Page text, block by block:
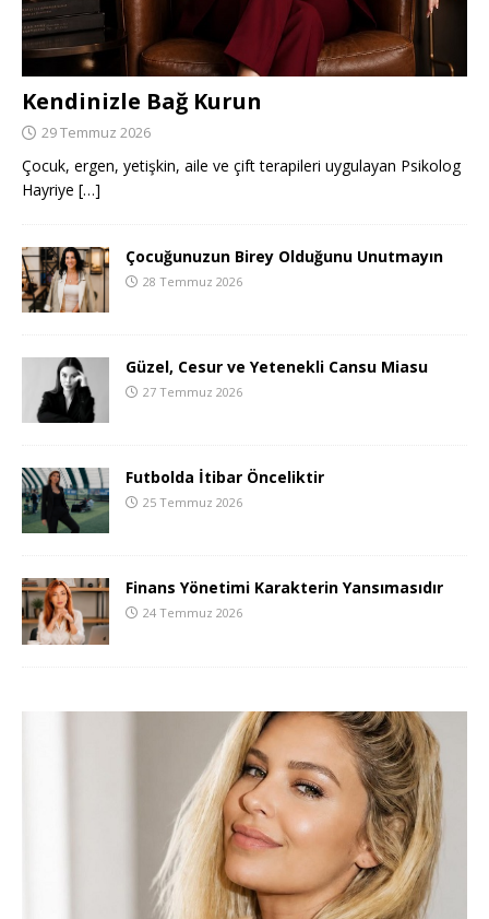
Kendinizle Bağ Kurun
29 Temmuz 2026
Çocuk, ergen, yetişkin, aile ve çift terapileri uygulayan Psikolog
Hayriye […]
Çocuğunuzun Birey Olduğunu Unutmayın
28 Temmuz 2026
Güzel, Cesur ve Yetenekli Cansu Miasu
27 Temmuz 2026
Futbolda İtibar Önceliktir
25 Temmuz 2026
Finans Yönetimi Karakterin Yansımasıdır
24 Temmuz 2026